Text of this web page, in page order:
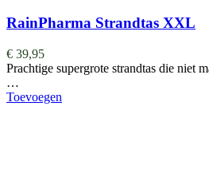
RainPharma Strandtas XXL
€ 39,95
Prachtige supergrote strandtas die niet
…
Toevoegen